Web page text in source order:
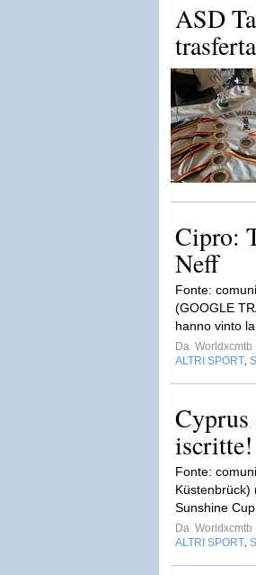
ASD
Cipro:
Neff
Fonte:
(GOOGLE
hanno vinto
Da Worldxcmtb
ALTRI SPORT
iscritte!
Fonte:
Küstenbrück)
Sunshine
Da Worldxcmtb
ALTRI SPORT